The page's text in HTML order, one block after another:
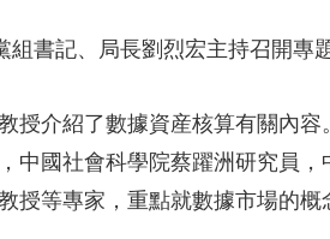
貓頻道 VR/AR 4K專區 全景新
冬奧會 CBA NBA 中超
體育江湖 文化體育 冰雪道路
書記、局長劉烈宏主持召開專
授介紹了數據資産核算有關內
中國社會科學院蔡躍洲研究員
授等專家，重點就數據市場的